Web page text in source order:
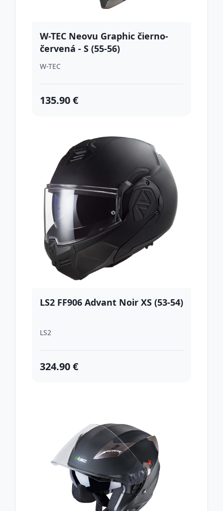
W-TEC Neovu Graphic čierno-
červená - S (55-56)
W-TEC
135.90 €
LS2 FF906 Advant Noir XS (53-54)
LS2
324.90 €